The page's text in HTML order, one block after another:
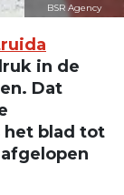
BSR Agency
in de
Dat
het blad tot